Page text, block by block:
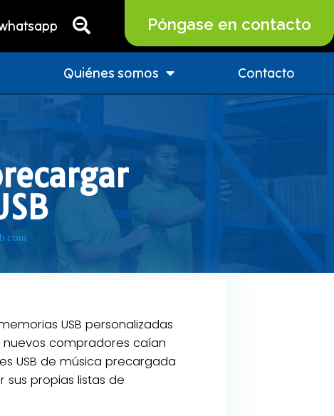
Póngase en contacto
Quiénes somos Contacto
USB personalizadas
compradores caían
USB de música precargada
sus propias listas de